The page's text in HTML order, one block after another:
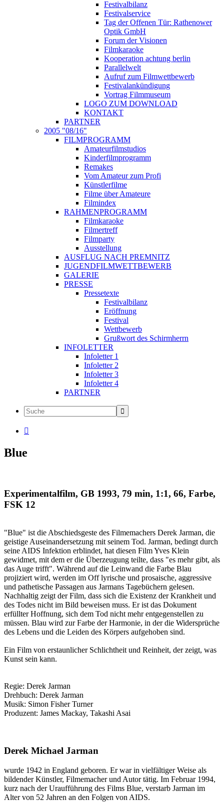
Festivalbilanz
Festivalservice
Tag der Offenen Tür: Rathenower
Optik GmbH
Forum der Visionen
Filmkaraoke
Kooperation achtung berlin
Parallelwelt
Aufruf zum Filmwettbewerb
Festivalankündigung
Vortrag Filmmuseum
LOGO ZUM DOWNLOAD
KONTAKT
PARTNER
2005 "08/16"
FILMPROGRAMM
Amateurfilmstudios
Kinderfilmprogramm
Remakes
Vom Amateur zum Profi
Künstlerfilme
Filme über Amateure
Filmindex
RAHMENPROGRAMM
Filmkaraoke
Filmertreff
Filmparty
Ausstellung
AUSFLUG NACH PREMNITZ
JUGENDFILMWETTBEWERB
GALERIE
PRESSE
Pressetexte
Festivalbilanz
Eröffnung
Festival
Wettbewerb
Grußwort des Schirmherrn
INFOLETTER
Infoletter 1
Infoletter 2
Infoletter 3
Infoletter 4
PARTNER

Blue
Experimentalfilm, GB 1993, 79 min, 1:1, 66, Farbe,
FSK 12
"Blue" ist die Abschiedsgeste des Filmemachers Derek Jarman, die
geistige Auseinandersetzung mit seinem Tod. Jarman, bedingt durch
seine AIDS Infektion erblindet, hat diesen Film Yves Klein
gewidmet, mit dem er die Überzeugung teilte, dass "es mehr gibt, als
das Auge trifft". Während auf die Leinwand die Farbe Blau
projiziert wird, werden im Off lyrische und prosaische, aggressive
und pathetische Passagen aus Jarmans Tagebüchern gelesen.
Nachhaltig zeigt der Film, dass sich die Existenz der Krankheit und
des Todes nicht im Bild beweisen muss. Er ist das Dokument
erfüllter Hoffnung, sich dem Tod nicht mehr entgegenstellen zu
müssen. Blau wird zur Farbe der Harmonie, in der die Widersprüche
des Lebens und die Leiden des Körpers aufgehoben sind.
Ein Film von erstaunlicher Schlichtheit und Reinheit, der zeigt, was
Kunst sein kann.
Regie: Derek Jarman
Drehbuch: Derek Jarman
Musik: Simon Fisher Turner
Produzent: James Mackay, Takashi Asai
Derek Michael Jarman
wurde 1942 in England geboren. Er war in vielfältiger Weise als
bildender Künstler, Filmemacher und Autor tätig. Im Februar 1994,
kurz nach der Uraufführung des Films Blue, verstarb Jarman im
Alter von 52 Jahren an den Folgen von AIDS.